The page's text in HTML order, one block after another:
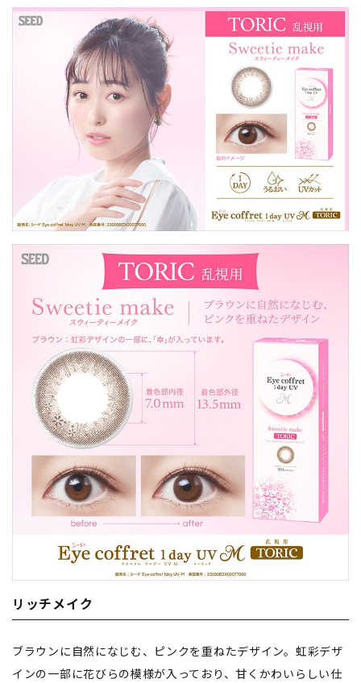
リッチメイク
ブラウンに自然になじむ、ピンクを重ねたデザイン。虹彩デザ
インの一部に花びらの模様が入っており、甘くかわいらしい仕